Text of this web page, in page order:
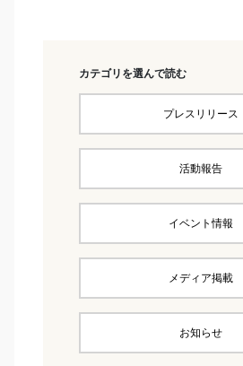
カテゴリを選んで読む
プレスリリース
活動報告
イベント情報
メディア掲載
お知らせ